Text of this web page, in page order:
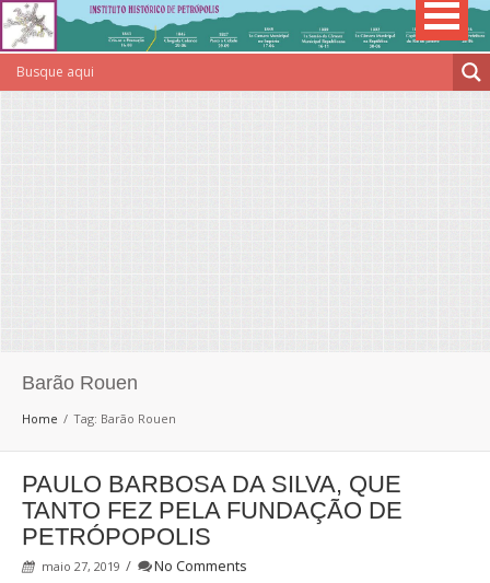
Barão Rouen
Home Tag: Barão Rouen
PAULO BARBOSA DA SILVA, QUE
TANTO FEZ PELA FUNDAÇÃO DE
PETRÓPOPOLIS
maio 27, 2019 /
No Comments